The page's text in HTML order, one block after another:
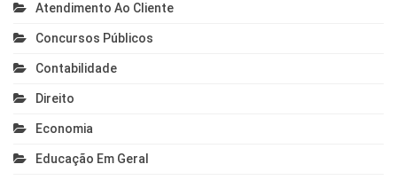
Atendimento Ao Cliente
Concursos Públicos
Contabilidade
Direito
Economia
Educação Em Geral